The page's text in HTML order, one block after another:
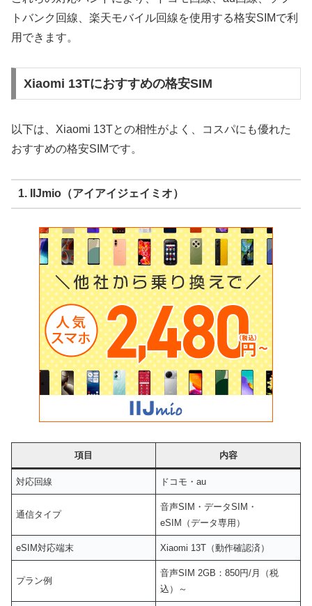
トバンク回線、楽天モバイル回線を使用する格安SIMで利
用できます。
Xiaomi 13Tにおすすめの格安SIM
以下は、Xiaomi 13Tとの相性がよく、コスパにも優れた
おすすめの格安SIMです。
1. IIJmio（アイアイジェイミオ）
項目 内容
対応回線 ドコモ・au
通信タイプ
音声SIM・データSIM・
eSIM（データ専用）
eSIM対応端末 Xiaomi 13T（動作確認済）
プラン例
音声SIM 2GB：850円/月（税
込）～